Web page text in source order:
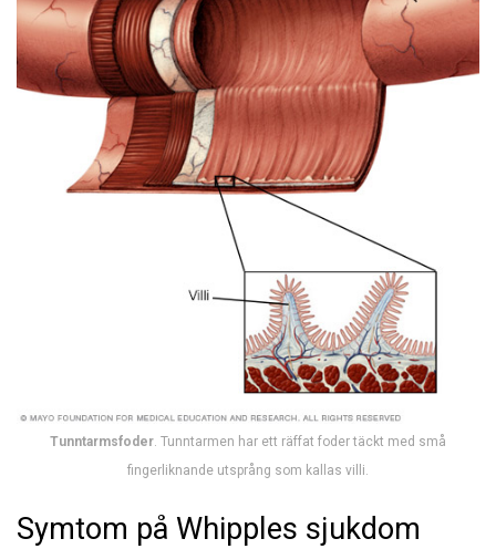
Tunntarmsfoder . Tunntarmen har ett räffat foder täckt med små
fingerliknande utsprång som kallas villi.
Symtom på Whipples sjukdom